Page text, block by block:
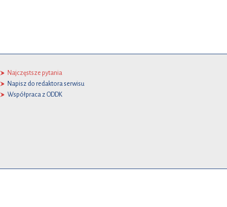
Najczęstsze pytania
Napisz do redaktora serwisu
Współpraca z ODDK